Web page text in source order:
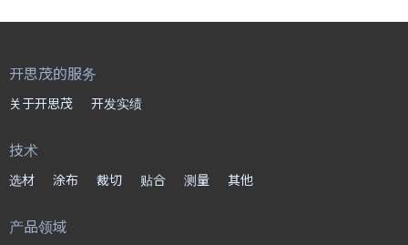
开思茂的服务
关于开思茂 开发实绩
技术
选材 涂布 裁切 贴合 测量 其他
产品领域